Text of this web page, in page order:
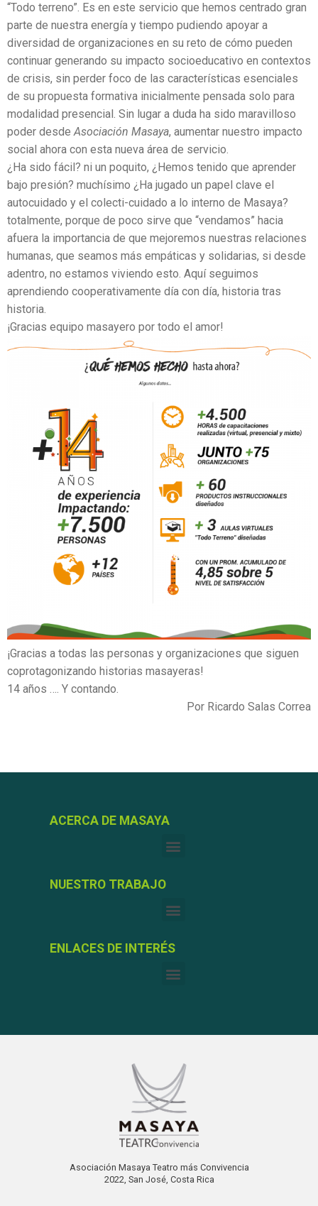
“Todo terreno”. Es en este servicio que hemos centrado gran
parte de nuestra energía y tiempo pudiendo apoyar a
diversidad de organizaciones en su reto de cómo pueden
continuar generando su impacto socioeducativo en contextos
de crisis, sin perder foco de las características esenciales
de su propuesta formativa inicialmente pensada solo para
modalidad presencial. Sin lugar a duda ha sido maravilloso
poder desdeAsociación Masaya, aumentar nuestro impacto
social ahora con esta nueva área de servicio.
¿Ha sido fácil? ni un poquito, ¿Hemos tenido que aprender
bajo presión? muchísimo ¿Ha jugado un papel clave el
autocuidado y el colecti-cuidado a lo interno de Masaya?
totalmente, porque de poco sirve que “vendamos” hacia
afuera la importancia de que mejoremos nuestras relaciones
humanas, que seamos más empáticas y solidarias, si desde
adentro, no estamos viviendo esto. Aquí seguimos
aprendiendo cooperativamente día con día, historia tras
historia.
¡Gracias equipo masayero por todo el amor!
¡Gracias a todas las personas y organizaciones que siguen
coprotagonizando historias masayeras!
14 años …. Y contando.
Por Ricardo Salas Correa
ACERCA DE MASAYA
NUESTRO TRABAJO
ENLACES DE INTERÉS
Asociación Masaya Teatro más Convivencia
2022, San José, Costa Rica